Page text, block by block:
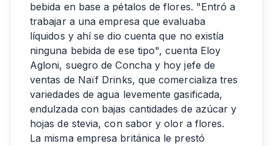
bebida en base a pétalos de flores. "Entró a
trabajar a una empresa que evaluaba
líquidos y ahí se dio cuenta que no existía
ninguna bebida de ese tipo", cuenta Eloy
Agloni, suegro de Concha y hoy jefe de
ventas de Naïf Drinks, que comercializa tres
variedades de agua levemente gasificada,
endulzada con bajas cantidades de azúcar y
hojas de stevia, con sabor y olor a flores.
La misma empresa británica le prestó